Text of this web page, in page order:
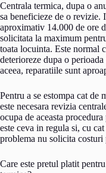
Centrala termica, dupa o
sa beneficieze de o revizie.
aproximativ 14.000 de ore
solicitata la maximum
toata locuinta. Este normal
deterioreze dupa o
aceea, reparatiile sunt
Pentru a se estompa cat de
este necesara revizia
ocupa de aceasta
este ceva in regula si, cu
problema nu solicita costuri
Care este pretul platit